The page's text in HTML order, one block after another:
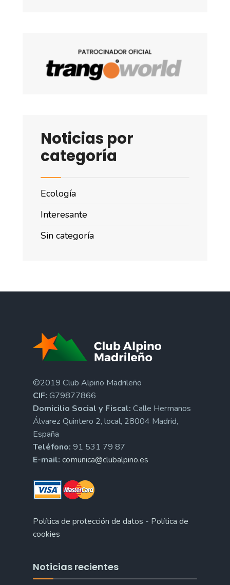
Noticias por
categoría
Ecología
Interesante
Sin categoría
©2019 Club Alpino Madrileño
CIF: G79877866
Domicilio Social y Fiscal: Calle Hermanos
Álvarez Quintero 2, local, 28004 Madrid,
España
Teléfono: 91 531 79 87
E-mail: comunica@clubalpino.es
Política de protección de datos - Política de
cookies
Noticias recientes